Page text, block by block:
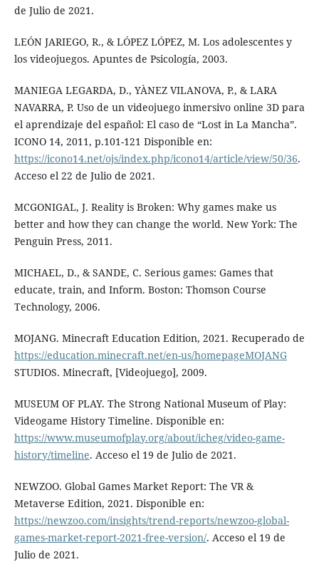
de Julio de 2021.
LEÓN JARIEGO, R., & LÓPEZ LÓPEZ, M. Los adolescentes y
los videojuegos. Apuntes de Psicología, 2003.
MANIEGA LEGARDA, D., YÀNEZ VILANOVA, P., & LARA
NAVARRA, P. Uso de un videojuego inmersivo online 3D para
el aprendizaje del español: El caso de “Lost in La Mancha”.
ICONO 14, 2011, p.101-121 Disponible en:
https://icono14.net/ojs/index.php/icono14/article/view/50/36.
Acceso el 22 de Julio de 2021.
MCGONIGAL, J. Reality is Broken: Why games make us
better and how they can change the world. New York: The
Penguin Press, 2011.
MICHAEL, D., & SANDE, C. Serious games: Games that
educate, train, and Inform. Boston: Thomson Course
Technology, 2006.
MOJANG. Minecraft Education Edition, 2021. Recuperado de
https://education.minecraft.net/en-us/homepageMOJANG
STUDIOS. Minecraft, [Videojuego], 2009.
MUSEUM OF PLAY. The Strong National Museum of Play:
Videogame History Timeline. Disponible en:
https://www.museumofplay.org/about/icheg/video-game-
history/timeline. Acceso el 19 de Julio de 2021.
NEWZOO. Global Games Market Report: The VR &
Metaverse Edition, 2021. Disponible en:
https://newzoo.com/insights/trend-reports/newzoo-global-
games-market-report-2021-free-version/. Acceso el 19 de
Julio de 2021.